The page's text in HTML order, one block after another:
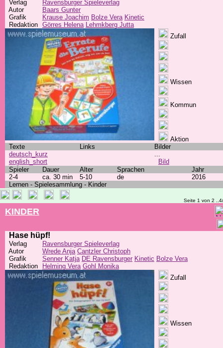
Verlag
Ravensburger Spieleverlag
Autor
Baars Gunter
Grafik
Krause Joachim Bolze Vera Kinetic
Redaktion Görres Helena Lehmkberg Jutta
Zufall
Wissen
Kommun
Aktion
Texte
Links
Bilder
deutsch_kurz
english_short
...
Bild
Spieler
Dauer Alter Sprachen
Jahr
2-4
ca. 30 min 5-10 de
2016
Lernen - Spielesammlung - Kinder
Seite 1 von 2
KINDER
Hase hüpf!
Verlag
Ravensburger Spieleverlag
Autor
Wrede Anja Cantzler Christoph
Grafik
Senner Katja DE Ravensburger Kinetic Bolze Vera
Redaktion
Helming Vera Gohl Monika
Zufall
Wissen